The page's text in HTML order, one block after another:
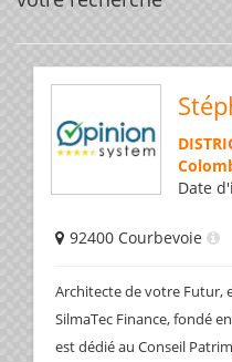
Date
92400 Courbevoie
Architecte de votre Futur,
SilmaTec Finance, fondé
est dédié au Conseil